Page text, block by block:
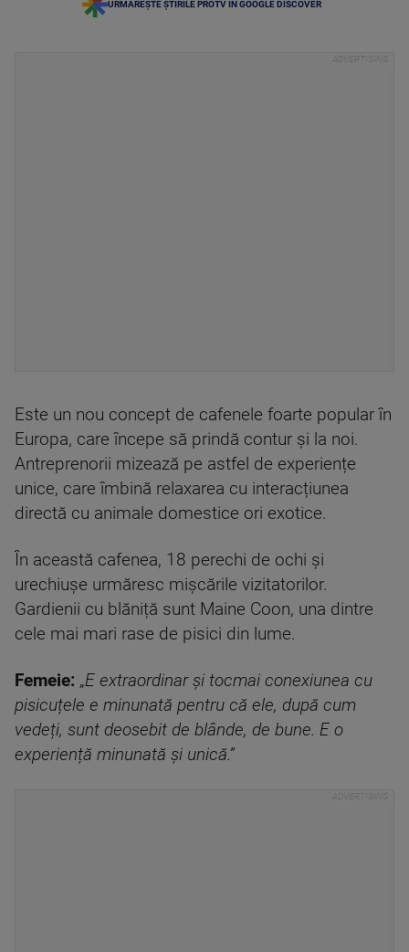
URMĂREȘTE ȘTIRILE PROTV ÎN GOOGLE DISCOVER
Este un nou concept de cafenele foarte popular în
Europa, care începe să prindă contur și la noi.
Antreprenorii mizează pe astfel de experiențe
unice, care îmbină relaxarea cu interacțiunea
directă cu animale domestice ori exotice.
În această cafenea, 18 perechi de ochi și
urechiușe urmăresc mișcările vizitatorilor.
Gardienii cu blăniță sunt Maine Coon, una dintre
cele mai mari rase de pisici din lume.
Femeie: „E extraordinar și tocmai conexiunea cu
pisicuțele e minunată pentru că ele, după cum
vedeți, sunt deosebit de blânde, de bune. E o
experiență minunată și unică.”